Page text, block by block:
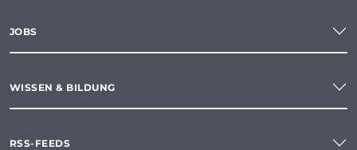
JOBS
WISSEN & BILDUNG
RSS-FEEDS